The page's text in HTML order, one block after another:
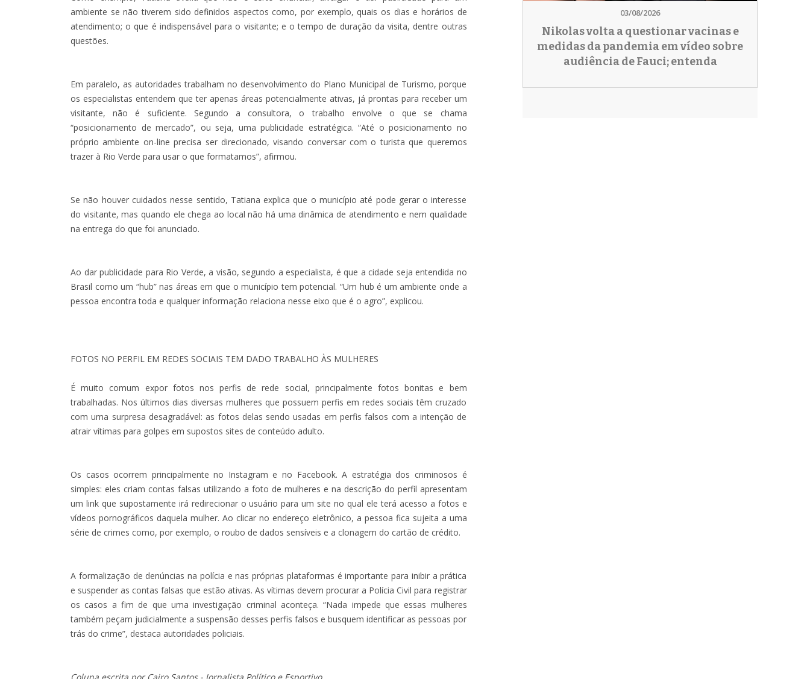
ambiente se não tiverem sido definidos aspectos como, por exemplo, quais os dias e horários de
atendimento; o que é indispensável para o visitante; e o tempo de duração da visita, dentre outras
questões.
Em paralelo, as autoridades trabalham no desenvolvimento do Plano Municipal de Turismo, porque
os especialistas entendem que ter apenas áreas potencialmente ativas, já prontas para receber um
visitante, não é suficiente. Segundo a consultora, o trabalho envolve o que se chama
“posicionamento de mercado”, ou seja, uma publicidade estratégica. “Até o posicionamento no
próprio ambiente on-line precisa ser direcionado, visando conversar com o turista que queremos
trazer à Rio Verde para usar o que formatamos”, afirmou.
Se não houver cuidados nesse sentido, Tatiana explica que o município até pode gerar o interesse
do visitante, mas quando ele chega ao local não há uma dinâmica de atendimento e nem qualidade
na entrega do que foi anunciado.
Ao dar publicidade para Rio Verde, a visão, segundo a especialista, é que a cidade seja entendida no
Brasil como um “hub” nas áreas em que o município tem potencial. “Um hub é um ambiente onde a
pessoa encontra toda e qualquer informação relaciona nesse eixo que é o agro”, explicou.
FOTOS NO PERFIL EM REDES SOCIAIS TEM DADO TRABALHO ÀS MULHERES
É muito comum expor fotos nos perfis de rede social, principalmente fotos bonitas e bem
trabalhadas. Nos últimos dias diversas mulheres que possuem perfis em redes sociais têm cruzado
com uma surpresa desagradável: as fotos delas sendo usadas em perfis falsos com a intenção de
atrair vítimas para golpes em supostos sites de conteúdo adulto.
Os casos ocorrem principalmente no Instagram e no Facebook. A estratégia dos criminosos é
simples: eles criam contas falsas utilizando a foto de mulheres e na descrição do perfil apresentam
um link que supostamente irá redirecionar o usuário para um site no qual ele terá acesso a fotos e
vídeos pornográficos daquela mulher. Ao clicar no endereço eletrônico, a pessoa fica sujeita a uma
série de crimes como, por exemplo, o roubo de dados sensíveis e a clonagem do cartão de crédito.
A formalização de denúncias na polícia e nas próprias plataformas é importante para inibir a prática
e suspender as contas falsas que estão ativas. As vítimas devem procurar a Polícia Civil para registrar
os casos a fim de que uma investigação criminal aconteça. “Nada impede que essas mulheres
também peçam judicialmente a suspensão desses perfis falsos e busquem identificar as pessoas por
trás do crime”, destaca autoridades policiais.
03/08/2026
Nikolas volta a questionar vacinas e
medidas da pandemia em vídeo sobre
audiência de Fauci; entenda